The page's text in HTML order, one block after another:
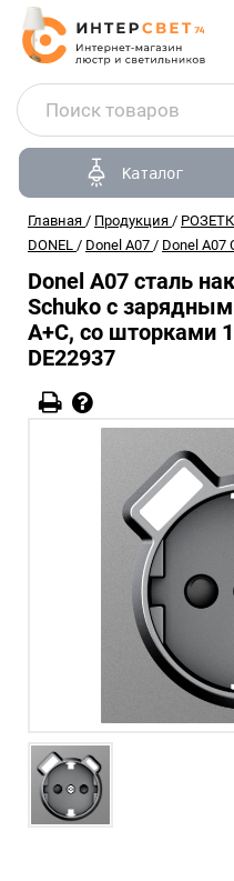
Каталог
Главная / Продукция /
DONEL / Donel A07 / Donel A07
Donel A07 сталь
Schuko с зарядным
A+C, со шторками
DE22937